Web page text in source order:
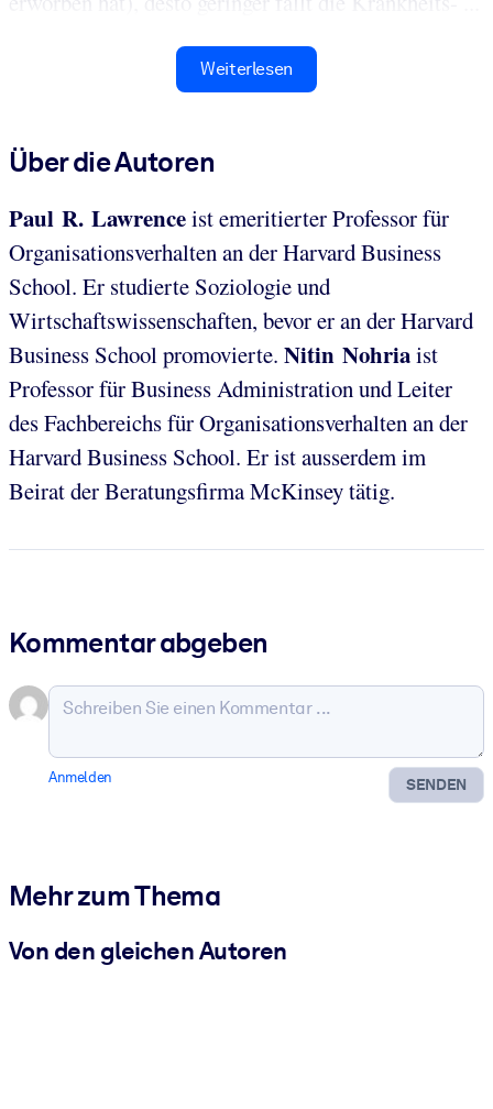
Weiterlesen
Über die Autoren
Paul R. Lawrenceist emeritierter Professor für
Organisationsverhalten an der Harvard Business
School. Er studierte Soziologie und
Wirtschaftswissenschaften, bevor er an der Harvard
Business School promovierte. Nitin Nohriaist
Professor für Business Administration und Leiter
des Fachbereichs für Organisationsverhalten an der
Harvard Business School. Er ist ausserdem im
Beirat der Beratungsfirma McKinsey tätig.
Kommentar abgeben
SENDEN
Anmelden
Mehr zum Thema
Von den gleichen Autoren